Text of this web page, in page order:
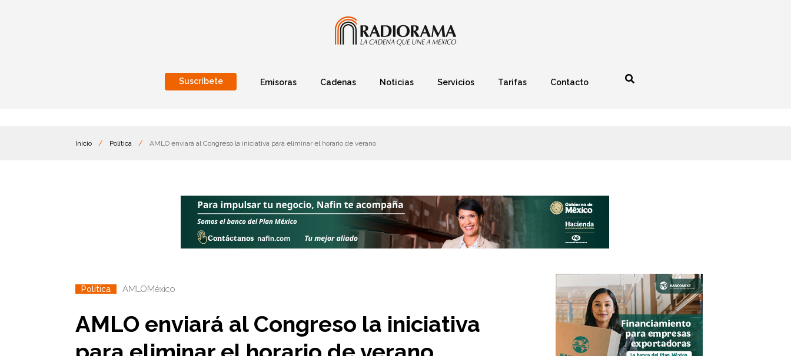
Suscríbete Emisoras Cadenas Noticias Servicios Tarifas Contacto
Inicio / Política / AMLO enviará al Congreso la iniciativa para eliminar el horario de verano
Política AMLOMéxico
AMLO enviará al Congreso la iniciativa